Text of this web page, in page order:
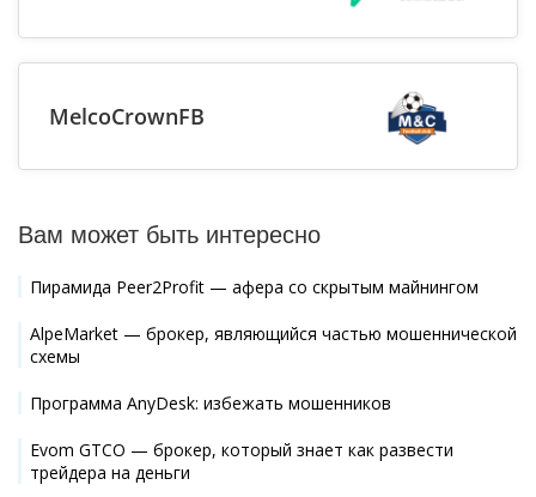
MelcoCrownFB
Вам может быть интересно
Пирамида Peer2Profit — афера со скрытым майнингом
AlpeMarket — брокер, являющийся частью мошеннической
схемы
Программа AnyDesk: избежать мошенников
Evom GTCO — брокер, который знает как развести
трейдера на деньги